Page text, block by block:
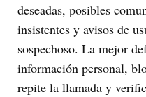
deseadas, posibles
insistentes y avisos de
sospechoso. La mejor
información personal,
repite la llamada y